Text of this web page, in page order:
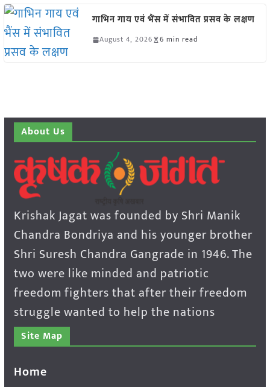
गाभिन गाय एवं भैंस में संभावित प्रसव के लक्षण
August 4, 2026 6 min read
About Us
Krishak Jagat was founded by Shri Manik
Chandra Bondriya and his younger brother
Shri Suresh Chandra Gangrade in 1946. The
two were like minded and patriotic
freedom fighters that after their freedom
struggle wanted to help the nations
Site Map
Home